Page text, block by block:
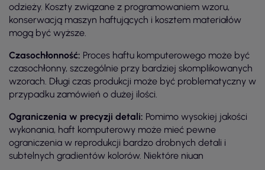
odzieży. Koszty związane z programowaniem wzoru,
konserwacją maszyn haftujących i kosztem materiałów
mogą być wyższe.
Czasochłonność: Proces haftu komputerowego może być
czasochłonny, szczególnie przy bardziej skomplikowanych
wzorach. Długi czas produkcji może być problematyczny w
przypadku zamówień o dużej ilości.
Ograniczenia w precyzji detali: Pomimo wysokiej jakości
wykonania, haft komputerowy może mieć pewne
ograniczenia w reprodukcji bardzo drobnych detali i
subtelnych gradientów kolorów. Niektóre niuan